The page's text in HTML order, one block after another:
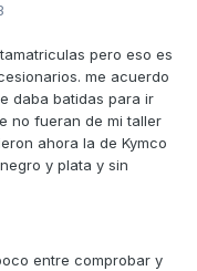
pero eso es
me acuerdo
daba batidas para ir
no fueran de mi taller
ahora la de Kymco
y plata y sin
entre comprobar y